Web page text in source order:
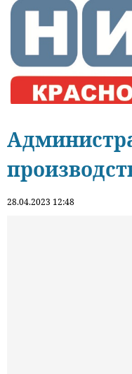
28.04.2023 12:48